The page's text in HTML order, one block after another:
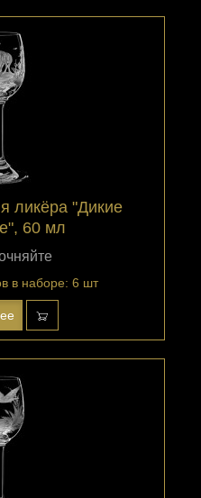
ликёра "Дикие
60 мл
в наборе: 6 шт